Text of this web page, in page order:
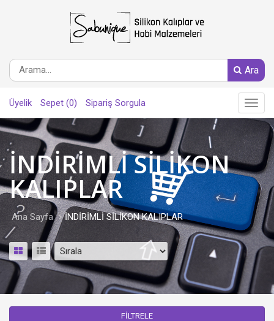
Ara
Üyelik Sepet (0) Sipariş Sorgula
Main
Menu
İNDİRİMLİ SİLİKON
KALIPLAR
Ana Sayfa İNDİRİMLİ SİLİKON KALIPLAR
FİLTRELE